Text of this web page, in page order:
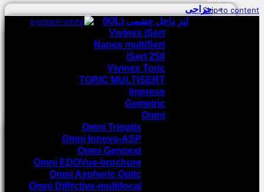
Skip to contentجراحی
لنز داخل چشمی (IOL)
Vivinex iSert
Nanex multiSert
iSert 250
Vivinex Toric
TORIC MULTISERT
Impress
Gemetric
Omni
Omni Trioptix
Omni Innova-ASP
Omni Gennext
Omni EDOVue-brochure
Omni Aspheric Optic
Omni Diffrctive-multifocal